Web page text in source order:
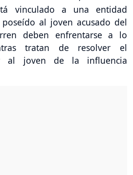
vinculado a una entidad
al joven acusado del
deben enfrentarse a lo
tratan de resolver el
al joven de la influencia